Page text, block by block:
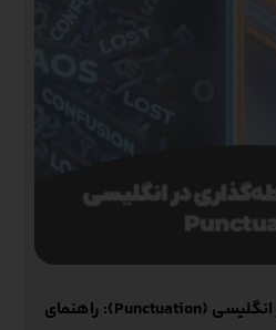
آموزش کامل نقطه‌گذاری در انگلیسی (Punctuation): راهنمای